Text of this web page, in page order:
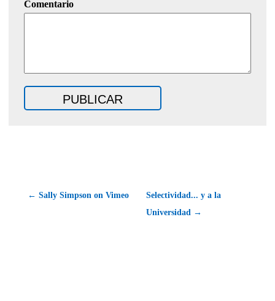
Comentario
← Sally Simpson on Vimeo
Selectividad... y a la
Universidad →